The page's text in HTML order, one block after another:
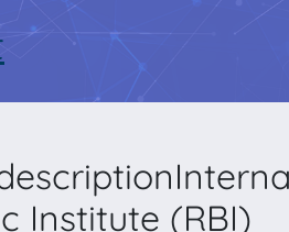
Institute (RBI)